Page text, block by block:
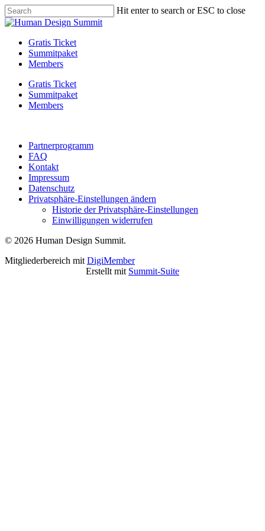
Skip
to
content
Hit enter to search or ESC to close
Close
Menu
Gratis Ticket
Summitpaket
Members
Gratis Ticket
Summitpaket
Members
Partnerprogramm
FAQ
Kontakt
Impressum
Datenschutz
Privatsphäre-Einstellungen ändern
Historie der Privatsphäre-Einstellungen
Einwilligungen widerrufen
© 2026 Human Design Summit.
Mitgliederbereich mit DigiMember
Erstellt mit Summit-Suite